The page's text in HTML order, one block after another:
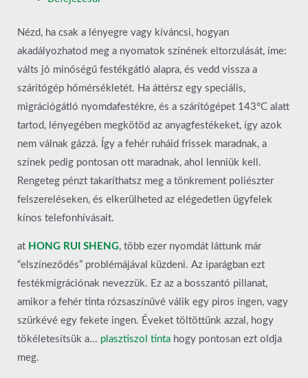
Nézd, ha csak a lényegre vagy kíváncsi, hogyan
akadályozhatod meg a nyomatok színének eltorzulását, íme:
válts jó minőségű festékgátló alapra, és vedd vissza a
szárítógép hőmérsékletét. Ha áttérsz egy speciális,
migrációgátló nyomdafestékre, és a szárítógépet 143°C alatt
tartod, lényegében megkötöd az anyagfestékeket, így azok
nem válnak gázzá. Így a fehér ruháid frissek maradnak, a
színek pedig pontosan ott maradnak, ahol lenniük kell.
Rengeteg pénzt takaríthatsz meg a tönkrement poliészter
felszereléseken, és elkerülheted az elégedetlen ügyfelek
kínos telefonhívásait.
at HONG RUI SHENG, több ezer nyomdát láttunk már
“elszíneződés” problémájával küzdeni. Az iparágban ezt
festékmigrációnak nevezzük. Ez az a bosszantó pillanat,
amikor a fehér tinta rózsaszínűvé válik egy piros ingen, vagy
szürkévé egy fekete ingen. Éveket töltöttünk azzal, hogy
tökéletesítsük a... plasztiszol tinta hogy pontosan ezt oldja
meg.